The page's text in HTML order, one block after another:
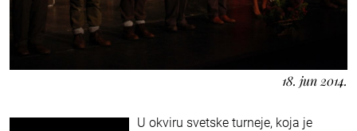
18. jun 2014.
U okviru svetske turneje, koja je